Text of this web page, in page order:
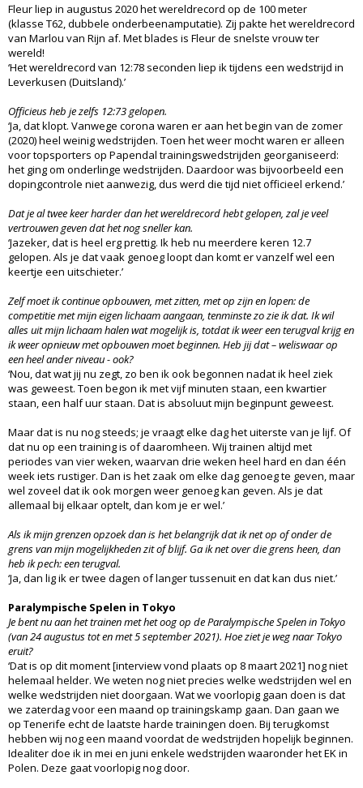
Fleur liep in augustus 2020 het wereldrecord op de 100 meter
(klasse T62, dubbele onderbeenamputatie). Zij pakte het wereldrecord
van Marlou van Rijn af. Met blades is Fleur de snelste vrouw ter
wereld!
‘Het wereldrecord van 12:78 seconden liep ik tijdens een wedstrijd in
Leverkusen (Duitsland).’
Officieus heb je zelfs 12:73 gelopen.
‘Ja, dat klopt. Vanwege corona waren er aan het begin van de zomer
(2020) heel weinig wedstrijden. Toen het weer mocht waren er alleen
voor topsporters op Papendal trainingswedstrijden georganiseerd:
het ging om onderlinge wedstrijden. Daardoor was bijvoorbeeld een
dopingcontrole niet aanwezig, dus werd die tijd niet officieel erkend.’
Dat je al twee keer harder dan het wereldrecord hebt gelopen, zal je veel
vertrouwen geven dat het nog sneller kan.
‘Jazeker, dat is heel erg prettig. Ik heb nu meerdere keren 12.7
gelopen. Als je dat vaak genoeg loopt dan komt er vanzelf wel een
keertje een uitschieter.’
Zelf moet ik continue opbouwen, met zitten, met op zijn en lopen: de
competitie met mijn eigen lichaam aangaan, tenminste zo zie ik dat. Ik wil
alles uit mijn lichaam halen wat mogelijk is, totdat ik weer een terugval krijg en
ik weer opnieuw met opbouwen moet beginnen. Heb jij dat – weliswaar op
een heel ander niveau - ook?
‘Nou, dat wat jij nu zegt, zo ben ik ook begonnen nadat ik heel ziek
was geweest. Toen begon ik met vijf minuten staan, een kwartier
staan, een half uur staan. Dat is absoluut mijn beginpunt geweest.
Maar dat is nu nog steeds; je vraagt elke dag het uiterste van je lijf. Of
dat nu op een training is of daaromheen. Wij trainen altijd met
periodes van vier weken, waarvan drie weken heel hard en dan één
week iets rustiger. Dan is het zaak om elke dag genoeg te geven, maar
wel zoveel dat ik ook morgen weer genoeg kan geven. Als je dat
allemaal bij elkaar optelt, dan kom je er wel.’
Als ik mijn grenzen opzoek dan is het belangrijk dat ik net op of onder de
grens van mijn mogelijkheden zit of blijf. Ga ik net over die grens heen, dan
heb ik pech: een terugval.
‘Ja, dan lig ik er twee dagen of langer tussenuit en dat kan dus niet.’
Paralympische Spelen in Tokyo
Je bent nu aan het trainen met het oog op de Paralympische Spelen in Tokyo
(van 24 augustus tot en met 5 september 2021). Hoe ziet je weg naar Tokyo
eruit?
‘Dat is op dit moment [interview vond plaats op 8 maart 2021] nog niet
helemaal helder. We weten nog niet precies welke wedstrijden wel en
welke wedstrijden niet doorgaan. Wat we voorlopig gaan doen is dat
we zaterdag voor een maand op trainingskamp gaan. Dan gaan we
op Tenerife echt de laatste harde trainingen doen. Bij terugkomst
hebben wij nog een maand voordat de wedstrijden hopelijk beginnen.
Idealiter doe ik in mei en juni enkele wedstrijden waaronder het EK in
Polen. Deze gaat voorlopig nog door.